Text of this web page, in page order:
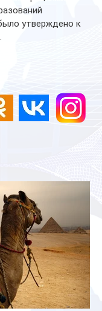
утверждено к